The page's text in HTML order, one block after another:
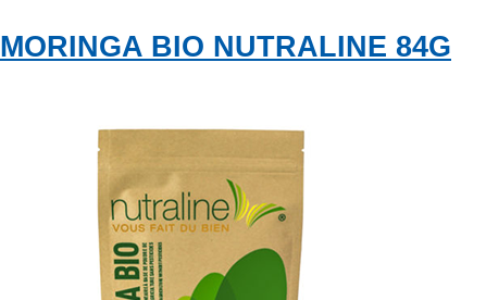
MORINGA BIO NUTRALINE 84G